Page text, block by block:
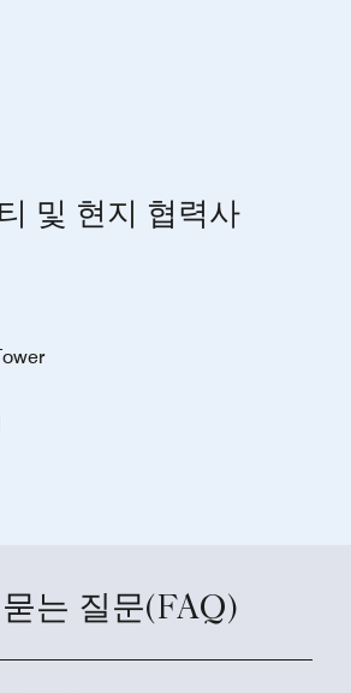
및 현지 협력사
는 질문(FAQ)